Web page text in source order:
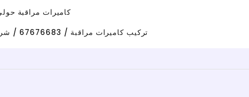
كاميرات مراقبة حولي/ 67676683 / تركيب كاميرات مراقبة حولي/ صيانة
تركيب كاميرات مراقبة / 67676683 / شركة تركيب كاميرات مراقبة